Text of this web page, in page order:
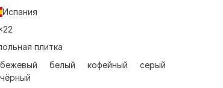
Испания
плитка
бежевый белый кофейный
серый
чёрный